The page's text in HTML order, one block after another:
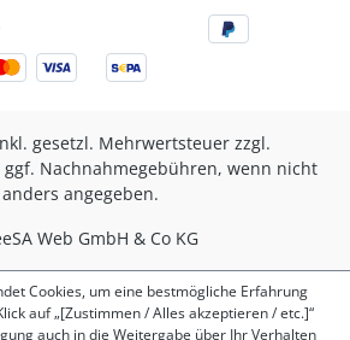
gesetzl. Mehrwertsteuer zzgl.
ggf. Nachnahmegebühren, wenn nicht
anders angegeben.
Web GmbH & Co KG
Cookies, um eine bestmögliche Erfahrung
auf „[Zustimmen / Alles akzeptieren / etc.]“
auch in die Weitergabe über Ihr Verhalten